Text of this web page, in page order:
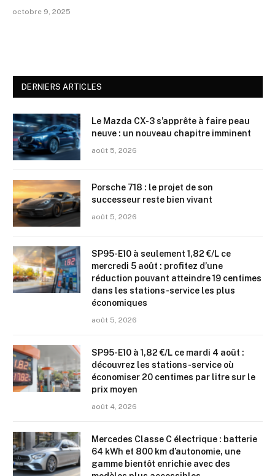
octobre 9, 2025
DERNIERS ARTICLES
Le Mazda CX-3 s’apprête à faire peau
neuve : un nouveau chapitre imminent
août 5, 2026
Porsche 718 : le projet de son
successeur reste bien vivant
août 5, 2026
SP95-E10 à seulement 1,82 €/L ce
mercredi 5 août : profitez d’une
réduction pouvant atteindre 19 centimes
dans les stations-service les plus
économiques
août 5, 2026
SP95-E10 à 1,82 €/L ce mardi 4 août :
découvrez les stations-service où
économiser 20 centimes par litre sur le
prix moyen
août 4, 2026
Mercedes Classe C électrique : batterie
64 kWh et 800 km d’autonomie, une
gamme bientôt enrichie avec des